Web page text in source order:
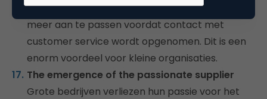
praten. De consument hoeft haar ‘mindset’ niet
meer aan te passen voordat contact met
customer service wordt opgenomen. Dit is een
enorm voordeel voor kleine organisaties.
The emergence of the passionate supplier
Grote bedrijven verliezen hun passie voor het